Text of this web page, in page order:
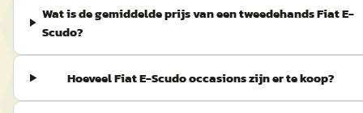
Wat is de gemiddelde prijs van een tweedehands Fiat E-
Scudo?
Hoeveel Fiat E-Scudo occasions zijn er te koop?